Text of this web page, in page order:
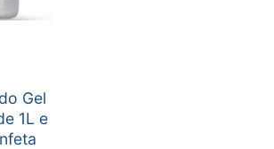
Gel
1L e